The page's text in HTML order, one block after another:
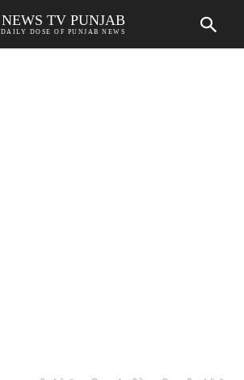
NEWS TV PUNJAB
DAILY DOSE OF PUNJAB NEWS